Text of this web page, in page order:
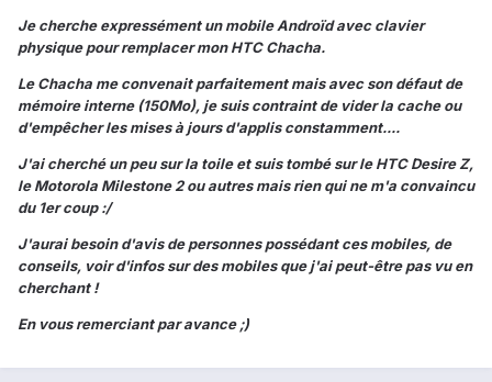
Je cherche expressément un mobile Androïd avec clavier
physique pour remplacer mon HTC Chacha.
Le Chacha me convenait parfaitement mais avec son défaut de
mémoire interne (150Mo), je suis contraint de vider la cache ou
d'empêcher les mises à jours d'applis constamment....
J'ai cherché un peu sur la toile et suis tombé sur le HTC Desire Z,
le Motorola Milestone 2 ou autres mais rien qui ne m'a convaincu
du 1er coup :/
J'aurai besoin d'avis de personnes possédant ces mobiles, de
conseils, voir d'infos sur des mobiles que j'ai peut-être pas vu en
cherchant !
En vous remerciant par avance ;)